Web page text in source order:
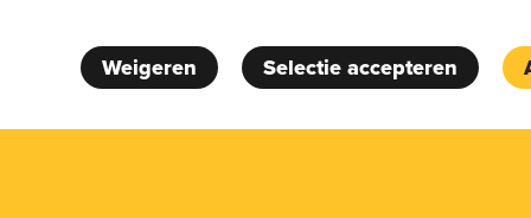
Weigeren Selectie accepteren